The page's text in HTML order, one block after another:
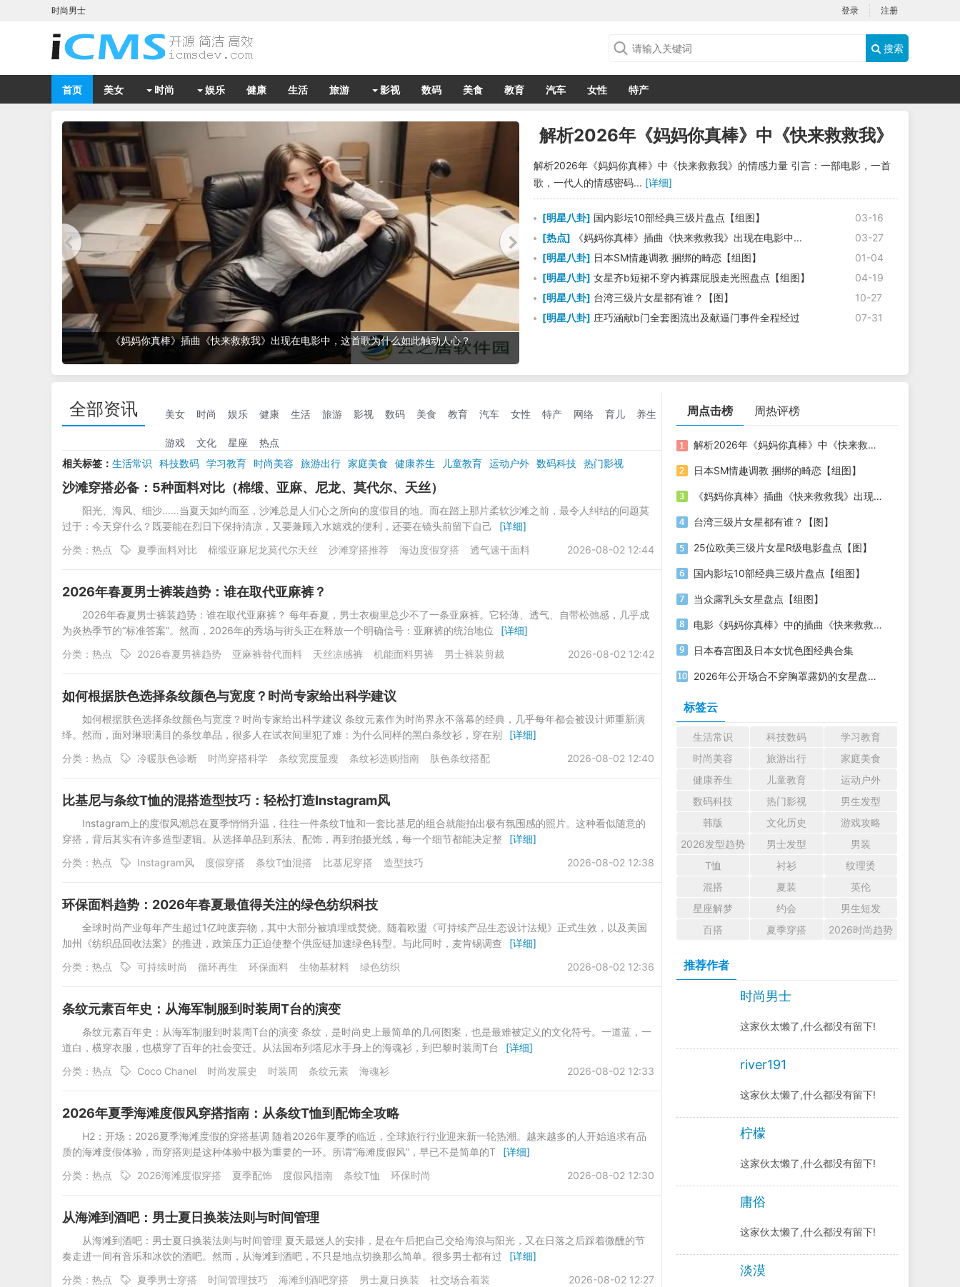
时尚男士 登录 注册
搜索
首页 美女 时尚 娱乐 健康 生活 旅游 影视 数码 美食 教育 汽车 女性 特产
《妈妈你真棒》插曲《快来救救我》出现在电影中，这首歌为什么如此触动人心？
解析2026年《妈妈你真棒》中《快来救救我》
的情感力量
解析2026年《妈妈你真棒》中《快来救救我》的情感力量 引言：一部电影，一首
歌，一代人的情感密码... [详细]
[明星八卦] 国内影坛10部经典三级片盘点【组图】
03-16
[热点] 《妈妈你真棒》插曲《快来救救我》出现在电影中...
03-27
[明星八卦] 日本SM情趣调教 捆绑的畸恋【组图】
01-04
[明星八卦] 女星齐b短裙不穿内裤露屁股走光照盘点【组图】
04-19
[明星八卦] 台湾三级片女星都有谁？【图】
10-27
[明星八卦] 庄巧涵献b门全套图流出及献逼门事件全程经过 07-31
全部资讯 美女 时尚 娱乐 健康 生活 旅游 影视 数码 美食 教育 汽车 女性 特产 网络 育儿 养生
游戏 文化 星座
热点
相关标签： 生活常识 科技数码 学习教育 时尚美容 旅游出行 家庭美食 健康养生 儿童教育 运动户外 数码科技 热门影视
沙滩穿搭必备：5种面料对比（棉缎、亚麻、尼龙、莫代尔、天丝）
阳光、海风、细沙……当夏天如约而至，沙滩总是人们心之所向的度假目的地。而在踏上那片柔软沙滩之前，最令人纠结的问题莫
过于：今天穿什么？既要能在烈日下保持清凉，又要兼顾入水嬉戏的便利，还要在镜头前留下自己
[详细]
2026-08-02 12:44
分类： 热点 夏季面料对比 棉缎亚麻尼龙莫代尔天丝 沙滩穿搭推荐 海边度假穿搭 透气速干面料
2026年春夏男士裤装趋势：谁在取代亚麻裤？
2026年春夏男士裤装趋势：谁在取代亚麻裤？ 每年春夏，男士衣橱里总少不了一条亚麻裤。它轻薄、透气、自带松弛感，几乎成
为炎热季节的“标准答案”。然而，2026年的秀场与街头正在释放一个明确信号：亚麻裤的统治地位
[详细]
2026-08-02 12:42
分类： 热点 2026春夏男裤趋势 亚麻裤替代面料 天丝凉感裤 机能面料男裤 男士裤装剪裁
如何根据肤色选择条纹颜色与宽度？时尚专家给出科学建议
如何根据肤色选择条纹颜色与宽度？时尚专家给出科学建议 条纹元素作为时尚界永不落幕的经典，几乎每年都会被设计师重新演
绎。然而，面对琳琅满目的条纹单品，很多人在试衣间里犯了难：为什么同样的黑白条纹衫，穿在别
[详细]
2026-08-02 12:40
分类： 热点 冷暖肤色诊断 时尚穿搭科学 条纹宽度显瘦 条纹衫选购指南 肤色条纹搭配
比基尼与条纹T恤的混搭造型技巧：轻松打造Instagram风
Instagram上的度假风潮总在夏季悄悄升温，往往一件条纹T恤和一套比基尼的组合就能拍出极有氛围感的照片。这种看似随意的
穿搭，背后其实有许多造型逻辑。从选择单品到系法、配饰，再到拍摄光线，每一个细节都能决定整
[详细]
2026-08-02 12:38
分类： 热点 Instagram风 度假穿搭 条纹T恤混搭 比基尼穿搭 造型技巧
环保面料趋势：2026年春夏最值得关注的绿色纺织科技
全球时尚产业每年产生超过1亿吨废弃物，其中大部分被填埋或焚烧。随着欧盟《可持续产品生态设计法规》正式生效，以及美国
加州《纺织品回收法案》的推进，政策压力正迫使整个供应链加速绿色转型。与此同时，麦肯锡调查
[详细]
2026-08-02 12:36
分类： 热点 可持续时尚 循环再生 环保面料 生物基材料 绿色纺织
条纹元素百年史：从海军制服到时装周T台的演变
条纹元素百年史：从海军制服到时装周T台的演变 条纹，是时尚史上最简单的几何图案，也是最难被定义的文化符号。一道蓝，一
道白，横穿衣服，也横穿了百年的社会变迁。从法国布列塔尼水手身上的海魂衫，到巴黎时装周T台
[详细]
2026-08-02 12:33
分类： 热点 Coco Chanel 时尚发展史 时装周 条纹元素 海魂衫
2026年夏季海滩度假风穿搭指南：从条纹T恤到配饰全攻略
H2：开场：2026夏季海滩度假的穿搭基调 随着2026年夏季的临近，全球旅行行业迎来新一轮热潮。越来越多的人开始追求有品
质的海滩度假体验，而穿搭则是这种体验中极为重要的一环。所谓“海滩度假风”，早已不是简单的T
[详细]
2026-08-02 12:30
分类： 热点 2026海滩度假穿搭 夏季配饰 度假风指南 条纹T恤 环保时尚
从海滩到酒吧：男士夏日换装法则与时间管理
从海滩到酒吧：男士夏日换装法则与时间管理 夏天最迷人的安排，是在午后把自己交给海浪与阳光，又在日落之后踩着微醺的节
奏走进一间有音乐和冰饮的酒吧。然而，从海滩到酒吧，不只是地点切换那么简单。很多男士都有过
[详细]
2026-08-02 12:27
分类： 热点 夏季男士穿搭 时间管理技巧 海滩到酒吧穿搭 男士夏日换装 社交场合着装
周点击榜 周热评榜
解析2026年《妈妈你真棒》中《快来救救我》的情感力量
日本SM情趣调教 捆绑的畸恋【组图】
《妈妈你真棒》插曲《快来救救我》出现在电影中，这首歌为什么如此触动人心？
台湾三级片女星都有谁？【图】
25位欧美三级片女星R级电影盘点【图】
国内影坛10部经典三级片盘点【组图】
当众露乳头女星盘点【组图】
电影《妈妈你真棒》中的插曲《快来救救我》究竟有何特别之处？
日本春宫图及日本女忧色图经典合集
2026年公开场合不穿胸罩露奶的女星盘点【组图】
标签云
生活常识 科技数码
学习教育
时尚美容
旅游出行
家庭美食
健康养生
儿童教育
运动户外
数码科技
热门影视
男生发型
韩版
文化历史
游戏攻略
2026发型趋势
男士发型
男装
T恤
衬衫
纹理烫
混搭
夏装
英伦
星座解梦
约会
男生短发
百搭
夏季穿搭 2026时尚趋势
推荐作者
时尚男士
这家伙太懒了,什么都没有留下!
river191
这家伙太懒了,什么都没有留下!
柠檬
这家伙太懒了,什么都没有留下!
庸俗
这家伙太懒了,什么都没有留下!
淡漠